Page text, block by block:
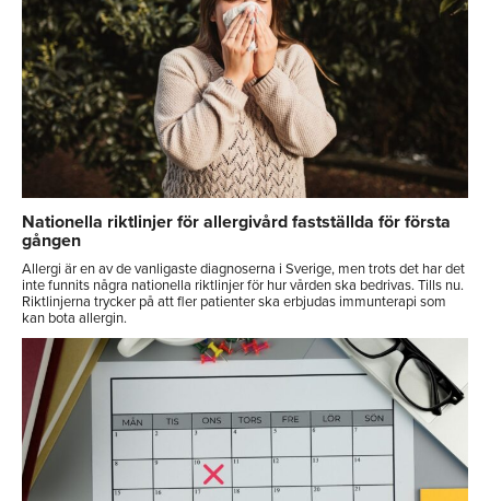
Nationella riktlinjer för allergivård fastställda för första
gången
Allergi är en av de vanligaste diagnoserna i Sverige, men trots det har det
inte funnits några nationella riktlinjer för hur vården ska bedrivas. Tills nu.
Riktlinjerna trycker på att fler patienter ska erbjudas immunterapi som
kan bota allergin.